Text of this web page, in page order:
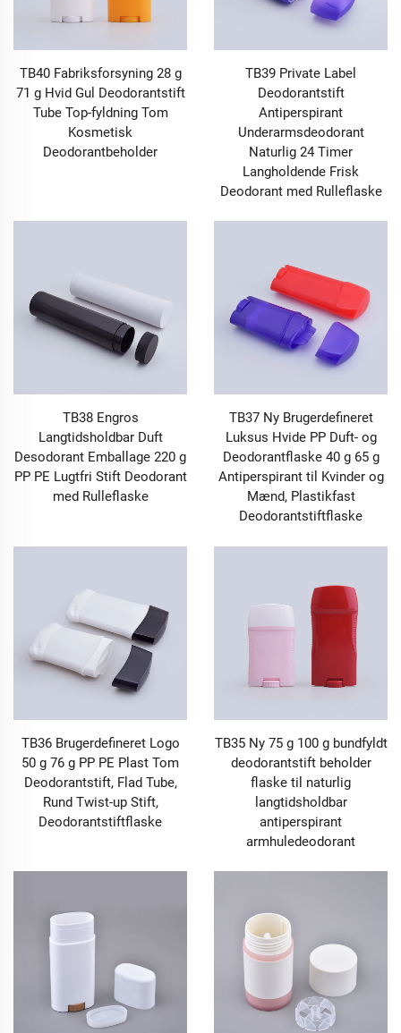
TB40 Fabriksforsyning 28 g
71 g Hvid Gul Deodorantstift
Tube Top-fyldning Tom
Kosmetisk
Deodorantbeholder
TB39 Private Label
Deodorantstift
Antiperspirant
Underarmsdeodorant
Naturlig 24 Timer
Langholdende Frisk
Deodorant med Rulleflaske
TB38 Engros
Langtidsholdbar Duft
Desodorant Emballage 220 g
PP PE Lugtfri Stift Deodorant
med Rulleflaske
TB37 Ny Brugerdefineret
Luksus Hvide PP Duft- og
Deodorantflaske 40 g 65 g
Antiperspirant til Kvinder og
Mænd, Plastikfast
Deodorantstiftflaske
TB36 Brugerdefineret Logo
50 g 76 g PP PE Plast Tom
Deodorantstift, Flad Tube,
Rund Twist-up Stift,
Deodorantstiftflaske
TB35 Ny 75 g 100 g bundfyldt
deodorantstift beholder
flaske til naturlig
langtidsholdbar
antiperspirant
armhuledeodorant